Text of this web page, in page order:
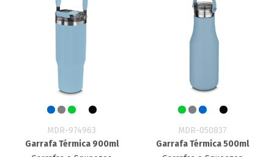
MDR-974963
Garrafa Térmica 900ml
MDR-050837
Garrafa Térmica 500ml